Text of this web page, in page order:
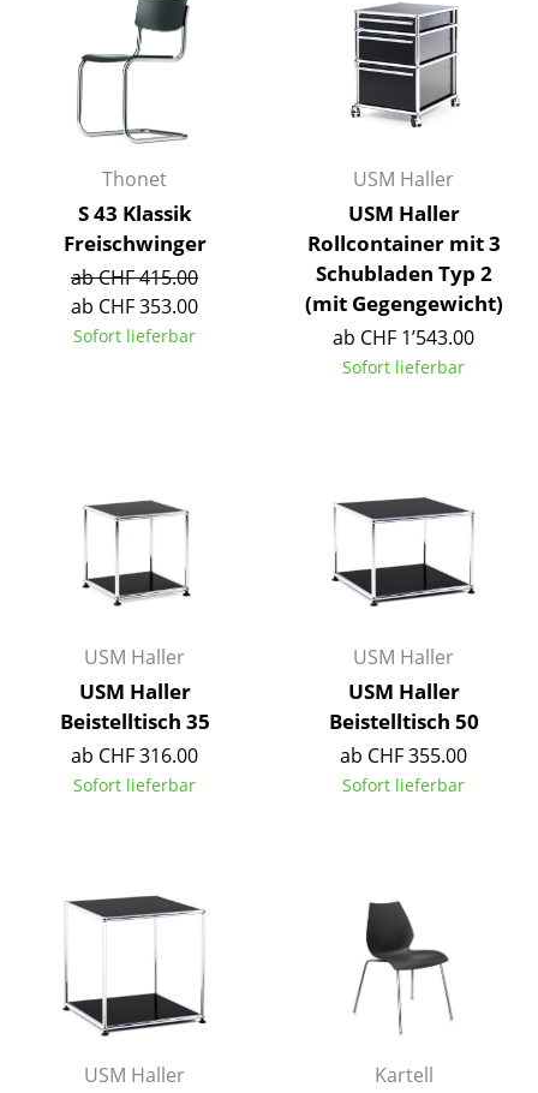
Aufbewahren
Regale & Schränke
Bücherregale
Wandregale
Sideboards & Kommoden
TV Möbel
Beistell- & Rollcontainer
Einzelteile
... alle Aufbewahrungsmöbel
Hängeleuchten & Deckenleuchten
Tischleuchten
Schreibtischleuchten
Wandleuchten
Outdoor-Leuchten
Akkuleuchten
Thonet
S 43 Klassik
Freischwinger
ab CHF 415.00
ab CHF 353.00
Sofort lieferbar
USM Haller
USM Haller
Rollcontainer mit 3
Schubladen Typ 2
(mit Gegengewicht)
ab CHF 1’543.00
Sofort lieferbar
USM Haller
USM Haller
Beistelltisch 35
ab CHF 316.00
Sofort lieferbar
USM Haller
USM Haller
Beistelltisch 50
ab CHF 355.00
Sofort lieferbar
USM Haller Kartell